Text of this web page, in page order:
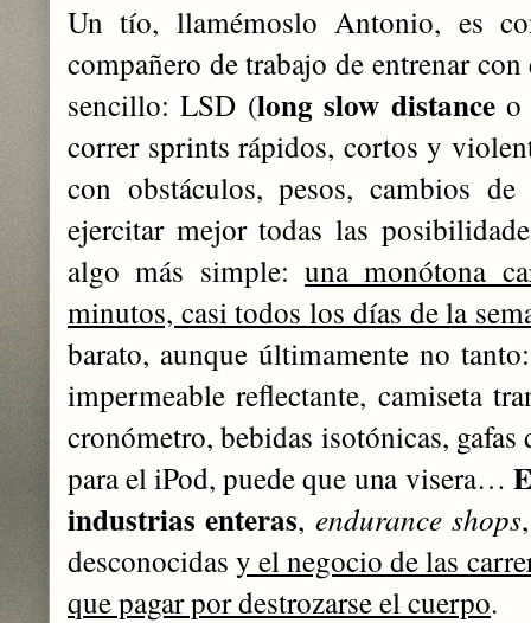
Un tío, llamémoslo Antonio, es
compañero de trabajo de entrenar
sencillo: LSD (long slow distance o
correr sprints rápidos, cortos y
con obstáculos, pesos, cambios
ejercitar mejor todas las
algo más simple: una monótona
minutos, casi todos los días de la
barato, aunque últimamente no
impermeable reflectante, camiseta
cronómetro, bebidas isotónicas,
para el iPod, puede que una visera…
industrias enteras, endurance shops
desconocidasy el negocio de las
que pagar por destrozarse el cuerpo.